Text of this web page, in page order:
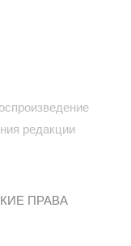
редакции
ПРАВА